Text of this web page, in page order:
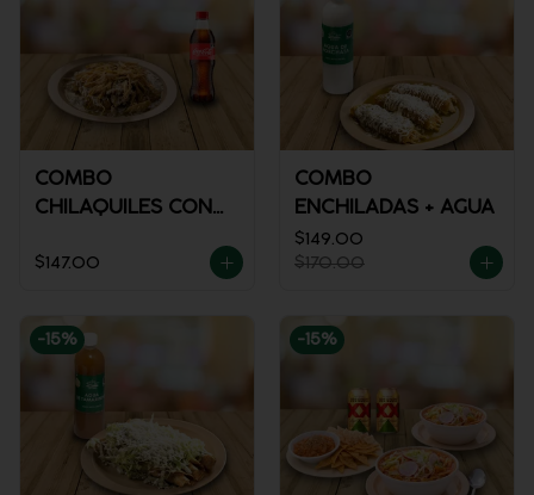
COMBO
CHILAQUILES CON
$147.00
COMBO
ENCHILADAS + AGUA
$149.00
$170.00
-15% -15%